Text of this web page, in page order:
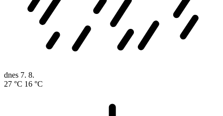
dnes 7. 8.
27 °C 16 °C